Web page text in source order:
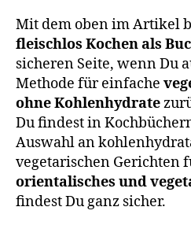
Mit dem oben im Artikel
fleischlos Kochen als
sicheren Seite, wenn Du
Methode für einfache
ohne Kohlenhydrate
Du findest in
Auswahl an
vegetarischen Gerichten
orientalisches und
findest Du ganz sicher.